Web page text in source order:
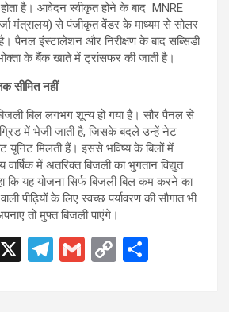
है। आवेदन स्वीकृत होने के बाद MNRE
मंत्रालय) से पंजीकृत वेंडर के माध्यम से सोलर
पैनल इंस्टालेशन और निरीक्षण के बाद सब्सिडी
के बैंक खाते में ट्रांसफर की जाती है।
सीमित नहीं
बिजली बिल लगभग शून्य हो गया है। सौर पैनल से
ग्रिड में भेजी जाती है, जिसके बदले उन्हें नेट
यूनिट मिलती हैं। इससे भविष्य के बिलों में
वार्षिक में अतरिक्त बिजली का भुगतान विद्युत
कि यह योजना सिर्फ बिजली बिल कम करने का
पीढ़ियों के लिए स्वच्छ पर्यावरण की सौगात भी
तो मुफ्त बिजली पाएंगे।
W
X
T
e
G
ail
C
py ar